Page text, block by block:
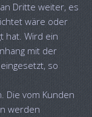
Dritte weiter, es
wäre oder
hat. Wird ein
mit der
so
Die vom Kunden
werden